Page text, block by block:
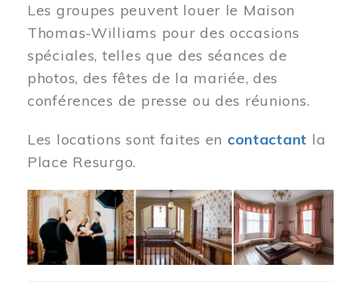
Les groupes peuvent louer le Maison
Thomas-Williams pour des occasions
spéciales, telles que des séances de
photos, des fêtes de la mariée, des
conférences de presse ou des réunions.
Les locations sont faites en contactant la
Place Resurgo.
Image